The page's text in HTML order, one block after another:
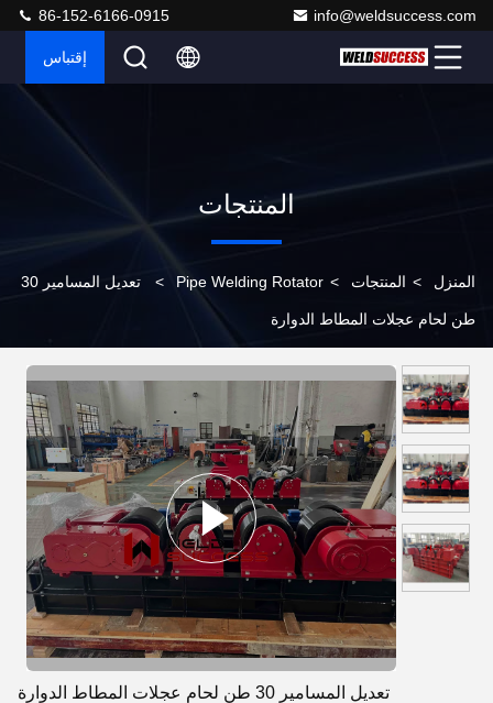
info@weldsuccess.com
86-152-6166-0915
إقتباس
المنتجات
المنزل > المنتجات >
Pipe Welding Rotator
> تعديل المسامير 30
طن لحام عجلات المطاط الدوارة
تعديل المسامير 30 طن لحام عجلات المطاط الدوارة